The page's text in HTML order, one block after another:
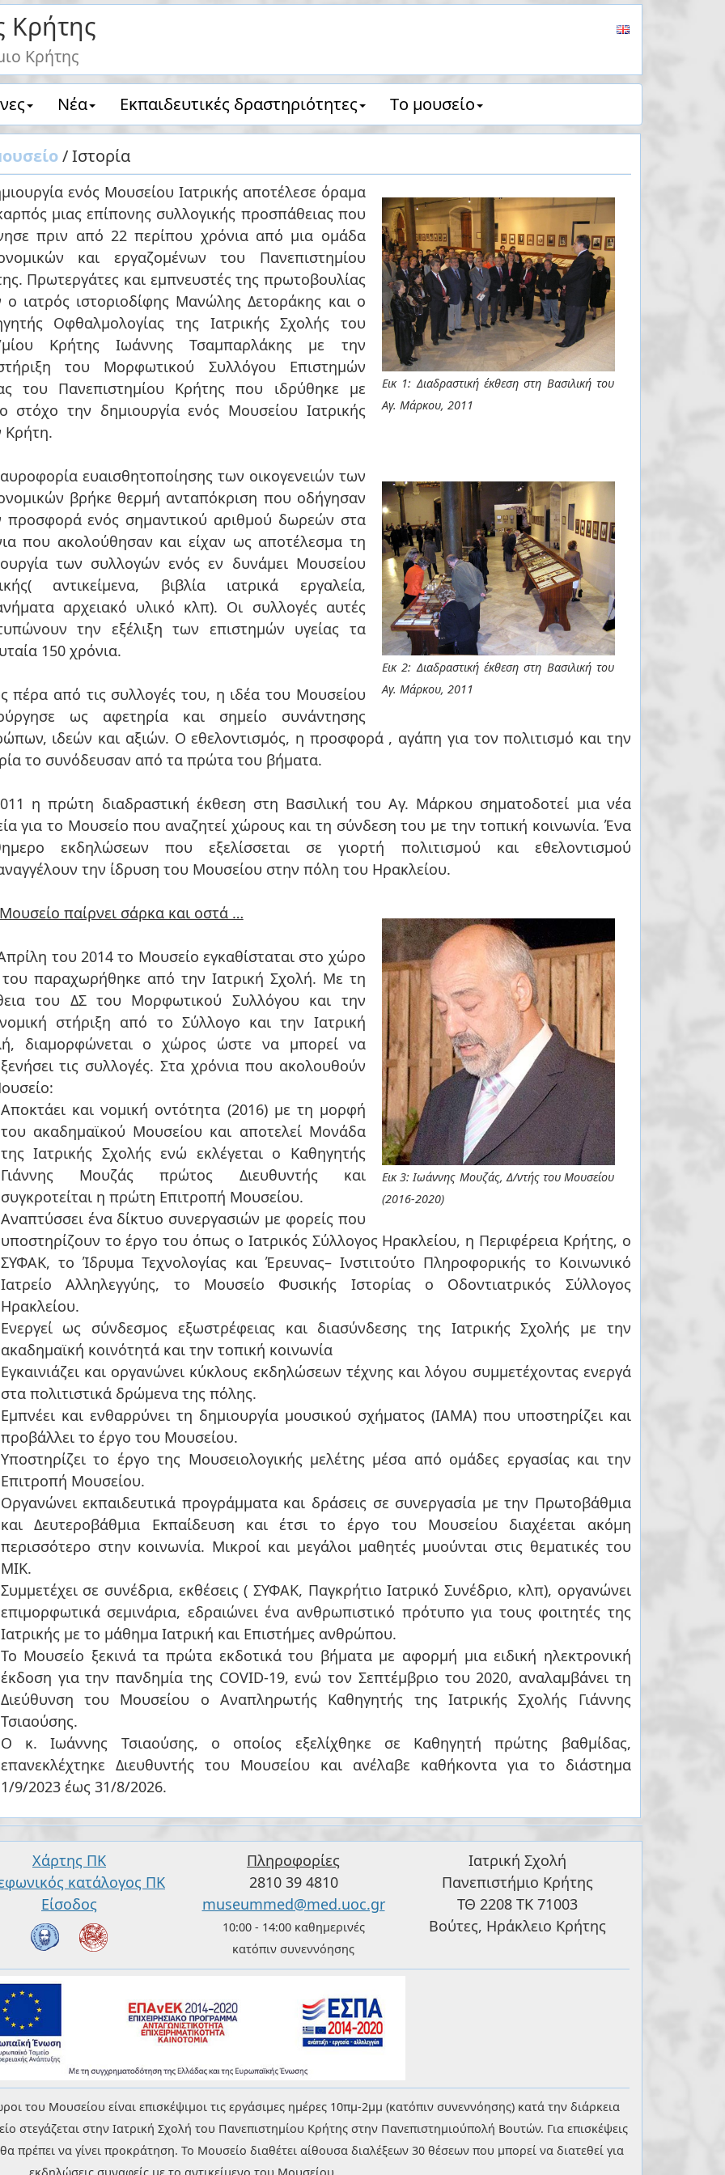
Κρήτης
Κρήτης
Νέα Eκπαιδευτικές δραστηριότητες Tο μουσείο
/ Ιστορία
Εικ 1: Διαδραστική έκθεση στη Βασιλική του
Αγ. Μάρκου, 2011
ενός Μουσείου Ιατρικής αποτέλεσε όραμα
μιας επίπονης συλλογικής προσπάθειας που
πριν από 22 περίπου χρόνια από μια ομάδα
και εργαζομένων του Πανεπιστημίου
Πρωτεργάτες και εμπνευστές της πρωτοβουλίας
ο ιατρός ιστοριοδίφης Μανώλης Δετοράκης και ο
Οφθαλμολογίας της Ιατρικής Σχολής του
Ιωάννης Τσαμπαρλάκης με την
του Μορφωτικού Συλλόγου Επιστημών
του Πανεπιστημίου Κρήτης που ιδρύθηκε με
στόχο την δημιουργία ενός Μουσείου Ιατρικής
Κρήτη.
Εικ 2: Διαδραστική έκθεση στη Βασιλική του
Αγ. Μάρκου, 2011
ευαισθητοποίησης των οικογενειών των
βρήκε θερμή ανταπόκριση που οδήγησαν
προσφορά ενός σημαντικού αριθμού δωρεών στα
που ακολούθησαν και είχαν ως αποτέλεσμα τη
των συλλογών ενός εν δυνάμει Μουσείου
αντικείμενα, βιβλία ιατρικά εργαλεία,
αρχειακό υλικό κλπ). Οι συλλογές αυτές
την εξέλιξη των επιστημών υγείας τα
150 χρόνια.
πέρα από τις συλλογές του, η ιδέα του Μουσείου
και σημείο συνάντησης
ιδεών και αξιών. Ο εθελοντισμός, η προσφορά , αγάπη για τον πολιτισμό και την
το συνόδευσαν από τα πρώτα του βήματα.
η πρώτη διαδραστική έκθεση στη Βασιλική του Αγ. Μάρκου σηματοδοτεί μια νέα
για το Μουσείο που αναζητεί χώρους και τη σύνδεση του με την τοπική κοινωνία. Ένα
εκδηλώσεων που εξελίσσεται σε γιορτή πολιτισμού και εθελοντισμού
την ίδρυση του Μουσείου στην πόλη του Ηρακλείου.
Εικ 3: Iωάννης Μουζάς, Δ/ντής του Μουσείου
(2016-2020)
παίρνει σάρκα και οστά …
του 2014 το Μουσείο εγκαθίσταται στο χώρο
παραχωρήθηκε από την Ιατρική Σχολή. Με τη
του ΔΣ του Μορφωτικού Συλλόγου και την
στήριξη από το Σύλλογο και την Ιατρική
διαμορφώνεται ο χώρος ώστε να μπορεί να
τις συλλογές. Στα χρόνια που ακολουθούν
Αποκτάει και νομική οντότητα (2016) με τη μορφή
του ακαδημαϊκού Μουσείου και αποτελεί Μονάδα
της Ιατρικής Σχολής ενώ εκλέγεται ο Καθηγητής
Γιάννης Μουζάς πρώτος Διευθυντής και
συγκροτείται η πρώτη Επιτροπή Μουσείου.
Αναπτύσσει ένα δίκτυο συνεργασιών με φορείς που
υποστηρίζουν το έργο του όπως ο Ιατρικός Σύλλογος Ηρακλείου, η Περιφέρεια Κρήτης, ο
ΣΥΦΑΚ, το Ίδρυμα Τεχνολογίας και Έρευνας– Ινστιτούτο Πληροφορικής το Κοινωνικό
Ιατρείο Αλληλεγγύης, το Μουσείο Φυσικής Ιστορίας ο Οδοντιατρικός Σύλλογος
Ηρακλείου.
Ενεργεί ως σύνδεσμος εξωστρέφειας και διασύνδεσης της Ιατρικής Σχολής με την
ακαδημαϊκή κοινότητά και την τοπική κοινωνία
Εγκαινιάζει και οργανώνει κύκλους εκδηλώσεων τέχνης και λόγου συμμετέχοντας ενεργά
στα πολιτιστικά δρώμενα της πόλης.
Εμπνέει και ενθαρρύνει τη δημιουργία μουσικού σχήματος (ΙΑΜΑ) που υποστηρίζει και
προβάλλει το έργο του Μουσείου.
Υποστηρίζει το έργο της Μουσειολογικής μελέτης μέσα από ομάδες εργασίας και την
Επιτροπή Μουσείου.
Οργανώνει εκπαιδευτικά προγράμματα και δράσεις σε συνεργασία με την Πρωτοβάθμια
και Δευτεροβάθμια Εκπαίδευση και έτσι το έργο του Μουσείου διαχέεται ακόμη
περισσότερο στην κοινωνία. Μικροί και μεγάλοι μαθητές μυούνται στις θεματικές του
ΜΙΚ.
Συμμετέχει σε συνέδρια, εκθέσεις ( ΣΥΦΑΚ, Παγκρήτιο Ιατρικό Συνέδριο, κλπ), οργανώνει
επιμορφωτικά σεμινάρια, εδραιώνει ένα ανθρωπιστικό πρότυπο για τους φοιτητές της
Ιατρικής με το μάθημα Ιατρική και Επιστήμες ανθρώπου.
Το Μουσείο ξεκινά τα πρώτα εκδοτικά του βήματα με αφορμή μια ειδική ηλεκτρονική
έκδοση για την πανδημία της COVID-19, ενώ τον Σεπτέμβριο του 2020, αναλαμβάνει τη
Διεύθυνση του Μουσείου ο Αναπληρωτής Καθηγητής της Ιατρικής Σχολής Γιάννης
Τσιαούσης.
Ο κ. Ιωάννης Τσιαούσης, ο οποίος εξελίχθηκε σε Καθηγητή πρώτης βαθμίδας,
επανεκλέχτηκε Διευθυντής του Μουσείου και ανέλαβε καθήκοντα για το διάστημα
1/9/2023 έως 31/8/2026.
Χάρτης ΠΚ
κατάλογος ΠΚ
Είσοδος
Πληροφορίες
2810 39 4810
museummed@med.uoc.gr
10:00 - 14:00 καθημερινές
κατόπιν συνεννόησης
Ιατρική Σχολή
Πανεπιστήμιο Κρήτης
ΤΘ 2208 ΤΚ 71003
Βούτες, Ηράκλειο Κρήτης
του Μουσείου είναι επισκέψιμοι τις εργάσιμες ημέρες 10πμ-2μμ (κατόπιν συνεννόησης) κατά την διάρκεια
στεγάζεται στην Ιατρική Σχολή του Πανεπιστημίου Κρήτης στην Πανεπιστημιούπολή Βουτών. Για επισκέψεις
να γίνει προκράτηση. Το Μουσείο διαθέτει αίθουσα διαλέξεων 30 θέσεων που μπορεί να διατεθεί για